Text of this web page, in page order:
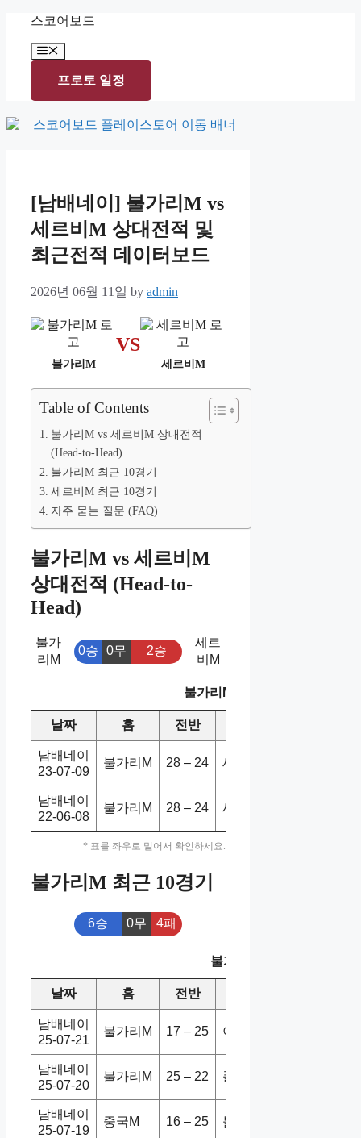
content
스코어보드
Menu
프로토 일정
[남배네이] 불가리M vs
세르비M 상대전적 및
최근전적 데이터보드
2026년 06월 11일 by admin
불가리M
VS
세르비M
Table of Contents
불가리M vs 세르비M 상대전적
(Head-to-Head)
불가리M 최근 10경기
세르비M 최근 10경기
자주 묻는 질문 (FAQ)
불가리M vs 세르비M
상대전적 (Head-to-
Head)
불가
리M
0승 0무 2승
세르
비M
불가리M vs 세르비M 상대전적
날짜 홈 전반
남배네이
23-07-09
불가리M 28 – 24 세르비M
남배네이
22-06-08
불가리M 28 – 24 세르비M
* 표를 좌우로 밀어서 확인하세요.
불가리M 최근 10경기
6승 0무 4패
불가리M 최근 10경기
날짜 홈 전반
남배네이
25-07-21
불가리M 17 – 25 이란M
남배네이
25-07-20
불가리M 25 – 22 폴란드M
남배네이
25-07-19
중국M 16 – 25 불가리M